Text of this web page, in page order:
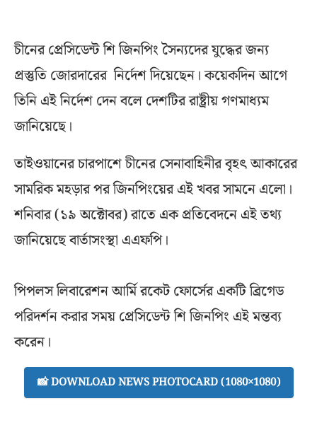
চীনের প্রেসিডেন্ট শি জিনপিং সৈন্যদের যুদ্ধের জন্য
প্রস্তুতি জোরদারের নির্দেশ দিয়েছেন। কয়েকদিন আগে
তিনি এই নির্দেশ দেন বলে দেশটির রাষ্ট্রীয় গণমাধ্যম
জানিয়েছে।
তাইওয়ানের চারপাশে চীনের সেনাবাহিনীর বৃহৎ আকারের
সামরিক মহড়ার পর জিনপিংয়ের এই খবর সামনে এলো।
শনিবার (১৯ অক্টোবর) রাতে এক প্রতিবেদনে এই তথ্য
জানিয়েছে বার্তাসংস্থা এএফপি।
পিপলস লিবারেশন আর্মি রকেট ফোর্সের একটি ব্রিগেড
পরিদর্শন করার সময় প্রেসিডেন্ট শি জিনপিং এই মন্তব্য
করেন।
📸 DOWNLOAD NEWS PHOTOCARD (1080×1080)